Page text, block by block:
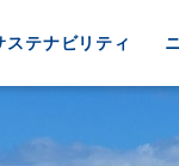
ステナビリティ